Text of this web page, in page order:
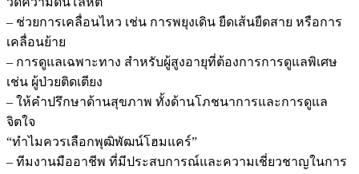
– ช่วยการเคลื่อนไหว เช่น การพยุงเดิน ยืดเส้นยืดสาย หรือการ
เคลื่อนย้าย
– การดูแลเฉพาะทาง สำหรับผู้สูงอายุที่ต้องการการดูแลพิเศษ
เช่น ผู้ป่วยติดเตียง
– ให้คำปรึกษาด้านสุขภาพ ทั้งด้านโภชนาการและการดูแล
จิตใจ
“ทำไมควรเลือกพุฒิพัฒน์โฮมแคร์”
– ทีมงานมืออาชีพ ที่มีประสบการณ์และความเชี่ยวชาญในการ